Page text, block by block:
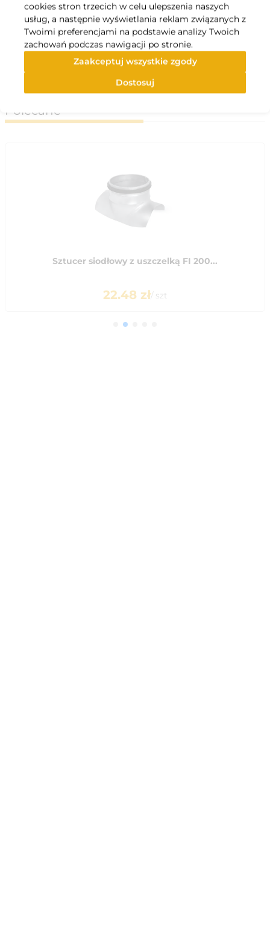
Opis
Odzysk Ciepła
Wykonanie Prawe
Specyfikacja
Polecane
Sztucer siodłowy z uszczelką FI 200...
22.48zł/ szt
cookies stron trzecich w celu ulepszenia naszych
usług, a następnie wyświetlania reklam związanych z
Twoimi preferencjami na podstawie analizy Twoich
zachowań podczas nawigacji po stronie.
Zaakceptuj wszystkie zgody
Dostosuj